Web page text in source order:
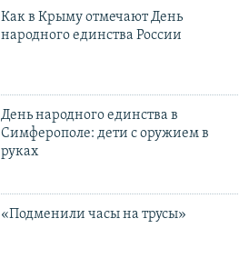
Как в Крыму отмечают День
народного единства России
День народного единства в
Симферополе: дети с оружием в
руках
«Подменили часы на трусы»